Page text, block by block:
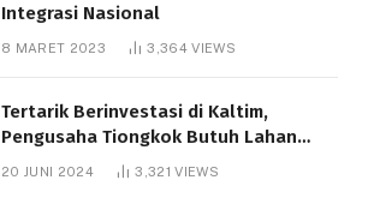
Integrasi Nasional
8 MARET 2023 3,364VIEWS
Tertarik Berinvestasi di Kaltim,
Pengusaha Tiongkok Butuh Lahan
1.000 Hektare
20 JUNI 2024 3,321VIEWS